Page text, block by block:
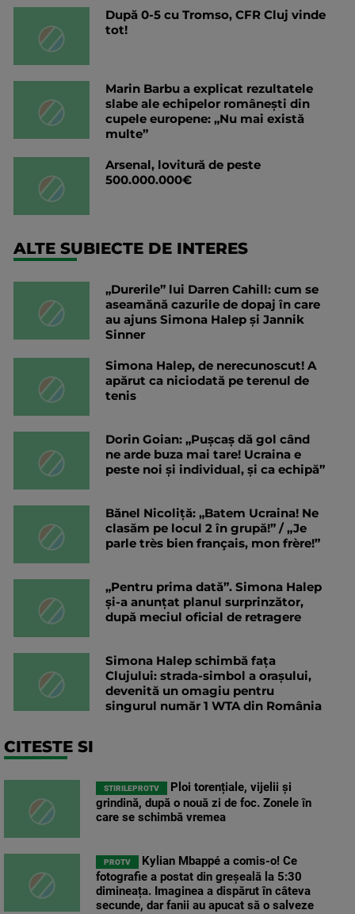
După 0-5 cu Tromso, CFR Cluj vinde
tot!
Marin Barbu a explicat rezultatele
slabe ale echipelor românești din
cupele europene: „Nu mai există
multe”
Arsenal, lovitură de peste
500.000.000€
ALTE SUBIECTE DE INTERES
„Durerile” lui Darren Cahill: cum se
aseamănă cazurile de dopaj în care
au ajuns Simona Halep și Jannik
Sinner
Simona Halep, de nerecunoscut! A
apărut ca niciodată pe terenul de
tenis
Dorin Goian: „Pușcaș dă gol când
ne arde buza mai tare! Ucraina e
peste noi și individual, și ca echipă”
Bănel Nicoliță: „Batem Ucraina! Ne
clasăm pe locul 2 în grupă!” / „Je
parle très bien français, mon frère!”
„Pentru prima dată”. Simona Halep
și-a anunțat planul surprinzător,
după meciul oficial de retragere
Simona Halep schimbă fața
Clujului: strada-simbol a orașului,
devenită un omagiu pentru
singurul număr 1 WTA din România
CITESTE SI
STIRILEPROTV
Ploi torențiale, vijelii și
grindină, după o nouă zi de foc. Zonele în
care se schimbă vremea
PROTV
Kylian Mbappé a comis-o! Ce
fotografie a postat din greșeală la 5:30
dimineața. Imaginea a dispărut în câteva
secunde, dar fanii au apucat să o salveze